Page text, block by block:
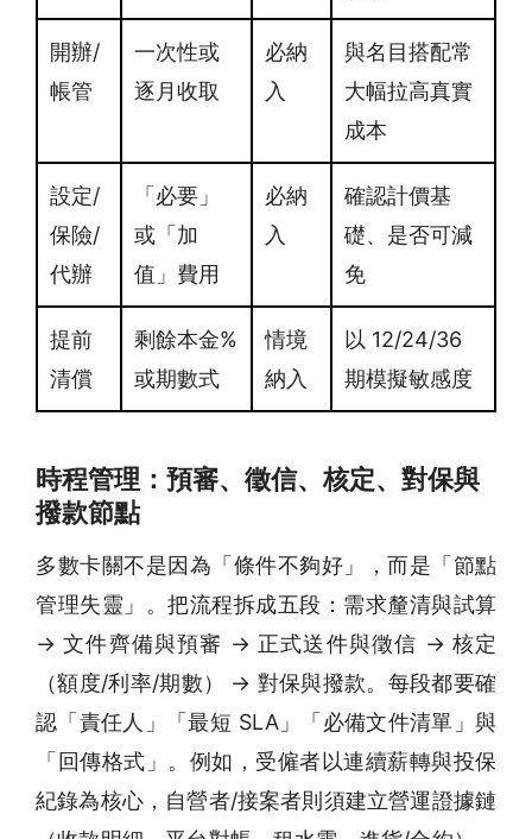
開辦/
帳管
一次性或
逐月收取
必納
入
與名目搭配常
大幅拉高真實
成本
設定/
保險/
代辦
「必要」
或「加
值」費用
必納
入
確認計價基
礎、是否可減
免
提前
清償
剩餘本金%
或期數式
情境
納入
以 12/24/36
期模擬敏感度
時程管理：預審、徵信、核定、對保與
撥款節點
多數卡關不是因為「條件不夠好」，而是「節點
管理失靈」。把流程拆成五段：需求釐清與試算
→ 文件齊備與預審 → 正式送件與徵信 → 核定
（額度/利率/期數） → 對保與撥款。每段都要確
認「責任人」「最短 SLA」「必備文件清單」與
「回傳格式」。例如，受僱者以連續薪轉與投保
紀錄為核心，自營者/接案者則須建立營運證據鏈